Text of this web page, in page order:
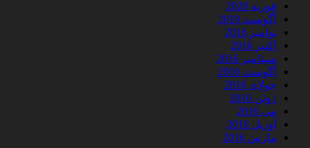
فوریه 2020
آگوست 2019
نوامبر 2016
اکتبر 2016
سپتامبر 2016
آگوست 2016
جولای 2016
ژوئن 2016
می 2016
آوریل 2016
مارس 2016